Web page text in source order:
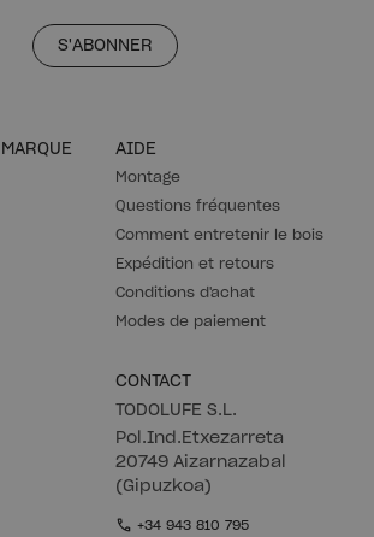
S'ABONNER
AIDE
Montage
Questions fréquentes
Comment entretenir le bois
Expédition et retours
Conditions d'achat
Modes de paiement
CONTACT
TODOLUFE S.L.
Pol.Ind.Etxezarreta
20749 Aizarnazabal
(Gipuzkoa)
+34 943 810 795